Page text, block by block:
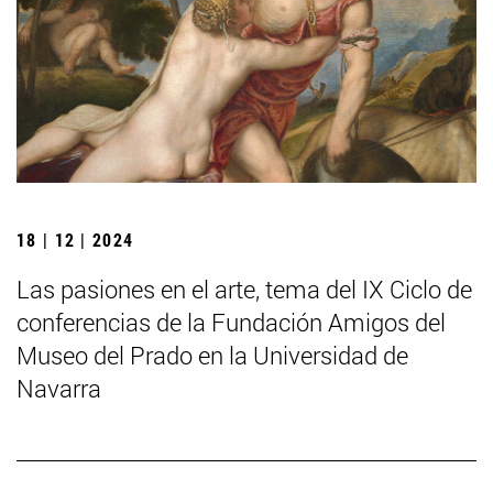
18 | 12 | 2024
Las pasiones en el arte, tema del IX Ciclo de
conferencias de la Fundación Amigos del
Museo del Prado en la Universidad de
Navarra